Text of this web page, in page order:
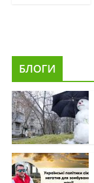
БЛОГИ